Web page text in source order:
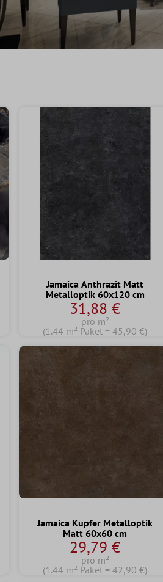
Jamaica Anthrazit Matt
Metalloptik 60x120 cm
31,88 €
pro m²
(1.44 m² Paket = 45,90 €)
Jamaica Kupfer Metalloptik
Matt 60x60 cm
29,79 €
pro m²
(1.44 m² Paket = 42,90 €)